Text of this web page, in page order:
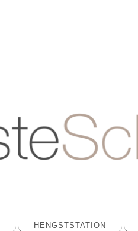
HENGSTSTATION